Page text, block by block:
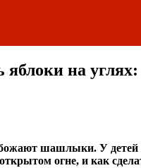
на
шашлыки. У
огне, и как